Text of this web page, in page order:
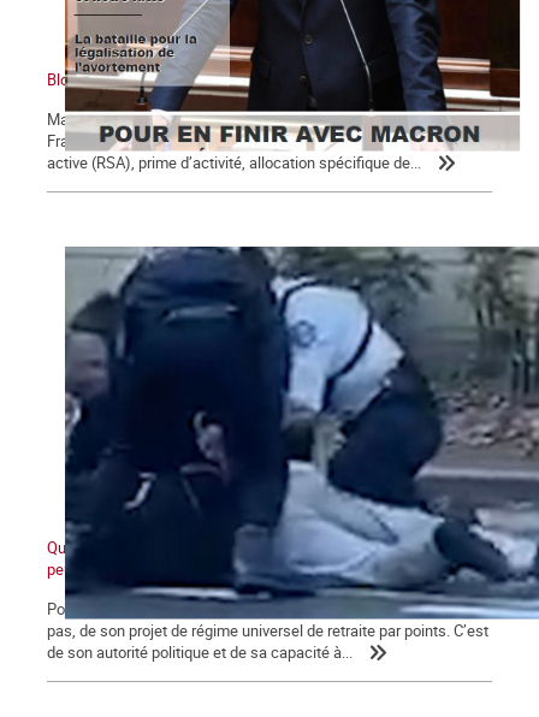
Bloc notes, La Commune n° 123
Macron, président des 5 % des ménages les plus riches Un
Français sur 10 perçoit des minima sociaux : revenu de solidarité
active (RSA), prime d’activité, allocation spécifique de...
Quand ceux d'en bas ne veulent plus et que ceux d'en haut ne
peuvent plus
Pour Macron, ce qui se joue aujourd’hui va au-delà de l’avenir, ou
pas, de son projet de régime universel de retraite par points. C’est
de son autorité politique et de sa capacité à...